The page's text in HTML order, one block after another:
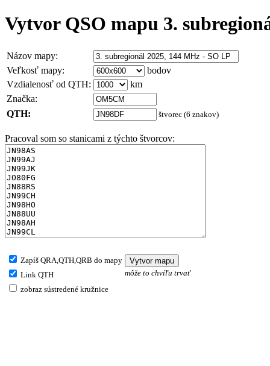
Vytvor QSO mapu 3.
Názov mapy:
Veľkosť mapy:
bodov
Vzdialenosť od QTH:
km
Značka:
QTH:
štvorec (6 znakov)
Pracoval som so stanicami z týchto štvorcov:
Zapíš QRA,QTH,QRB do mapy
môže to chvíľu trvať
Link QTH
zobraz sústredené kružnice